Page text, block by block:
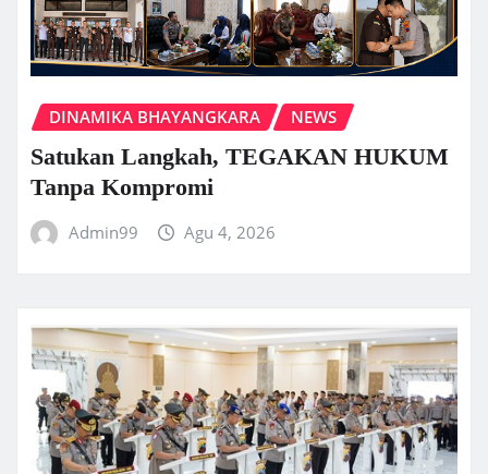
DINAMIKA BHAYANGKARA NEWS
Satukan Langkah, TEGAKAN HUKUM
Tanpa Kompromi
Admin99 Agu 4, 2026